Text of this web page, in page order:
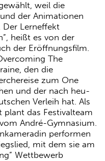
weil die
der Animationen
Lerneffekt
heißt es von der
der Eröffnungsfilm.
The
den die
zum One
und der nach heu-
Verleih hat. Als
das Festivalteam
André-Gymnasium.
performen
mit dem sie am
Wettbewerb